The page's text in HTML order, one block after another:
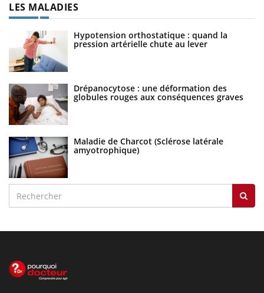
LES MALADIES
Hypotension orthostatique : quand la
pression artérielle chute au lever
Drépanocytose : une déformation des
globules rouges aux conséquences graves
Maladie de Charcot (Sclérose latérale
amyotrophique)